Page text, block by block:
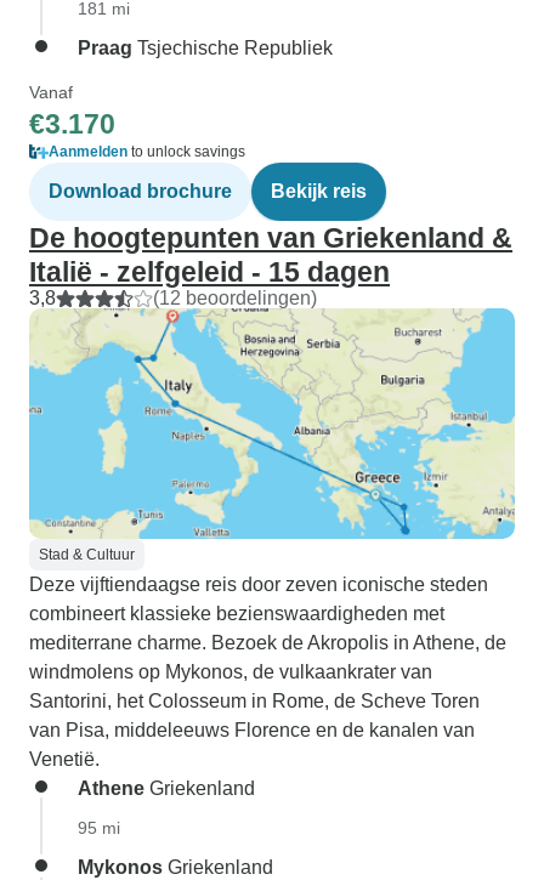
181 mi
Praag Tsjechische Republiek
Vanaf
€3.170
Aanmelden to unlock savings
Download brochure Bekijk reis
De hoogtepunten van Griekenland &
Italië - zelfgeleid - 15 dagen
3,8 (12 beoordelingen)
Stad & Cultuur
Deze vijftiendaagse reis door zeven iconische steden
combineert klassieke bezienswaardigheden met
mediterrane charme. Bezoek de Akropolis in Athene, de
windmolens op Mykonos, de vulkaankrater van
Santorini, het Colosseum in Rome, de Scheve Toren
van Pisa, middeleeuws Florence en de kanalen van
Venetië.
Athene Griekenland
95 mi
Mykonos Griekenland